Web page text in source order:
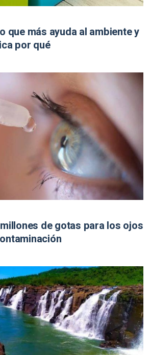
que más ayuda al ambiente y
por qué
de gotas para los ojos